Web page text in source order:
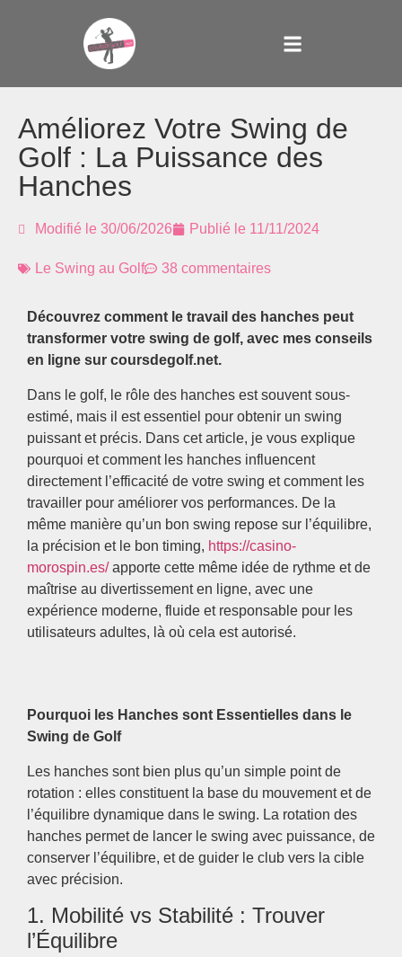
Améliorez Votre Swing de
Golf : La Puissance des
Hanches
Modifié le 30/06/2026 Publié le 11/11/2024
Le Swing au Golf 38 commentaires
Découvrez comment le travail des hanches peut
transformer votre swing de golf, avec mes conseils
en ligne sur coursdegolf.net.
Dans le golf, le rôle des hanches est souvent sous-
estimé, mais il est essentiel pour obtenir un swing
puissant et précis. Dans cet article, je vous explique
pourquoi et comment les hanches influencent
directement l’efficacité de votre swing et comment les
travailler pour améliorer vos performances. De la
même manière qu’un bon swing repose sur l’équilibre,
la précision et le bon timing, https://casino-
morospin.es/apporte cette même idée de rythme et de
maîtrise au divertissement en ligne, avec une
expérience moderne, fluide et responsable pour les
utilisateurs adultes, là où cela est autorisé.
Pourquoi les Hanches sont Essentielles dans le
Swing de Golf
Les hanches sont bien plus qu’un simple point de
rotation : elles constituent la base du mouvement et de
l’équilibre dynamique dans le swing. La rotation des
hanches permet de lancer le swing avec puissance, de
conserver l’équilibre, et de guider le club vers la cible
avec précision.
1. Mobilité vs Stabilité : Trouver
l’Équilibre